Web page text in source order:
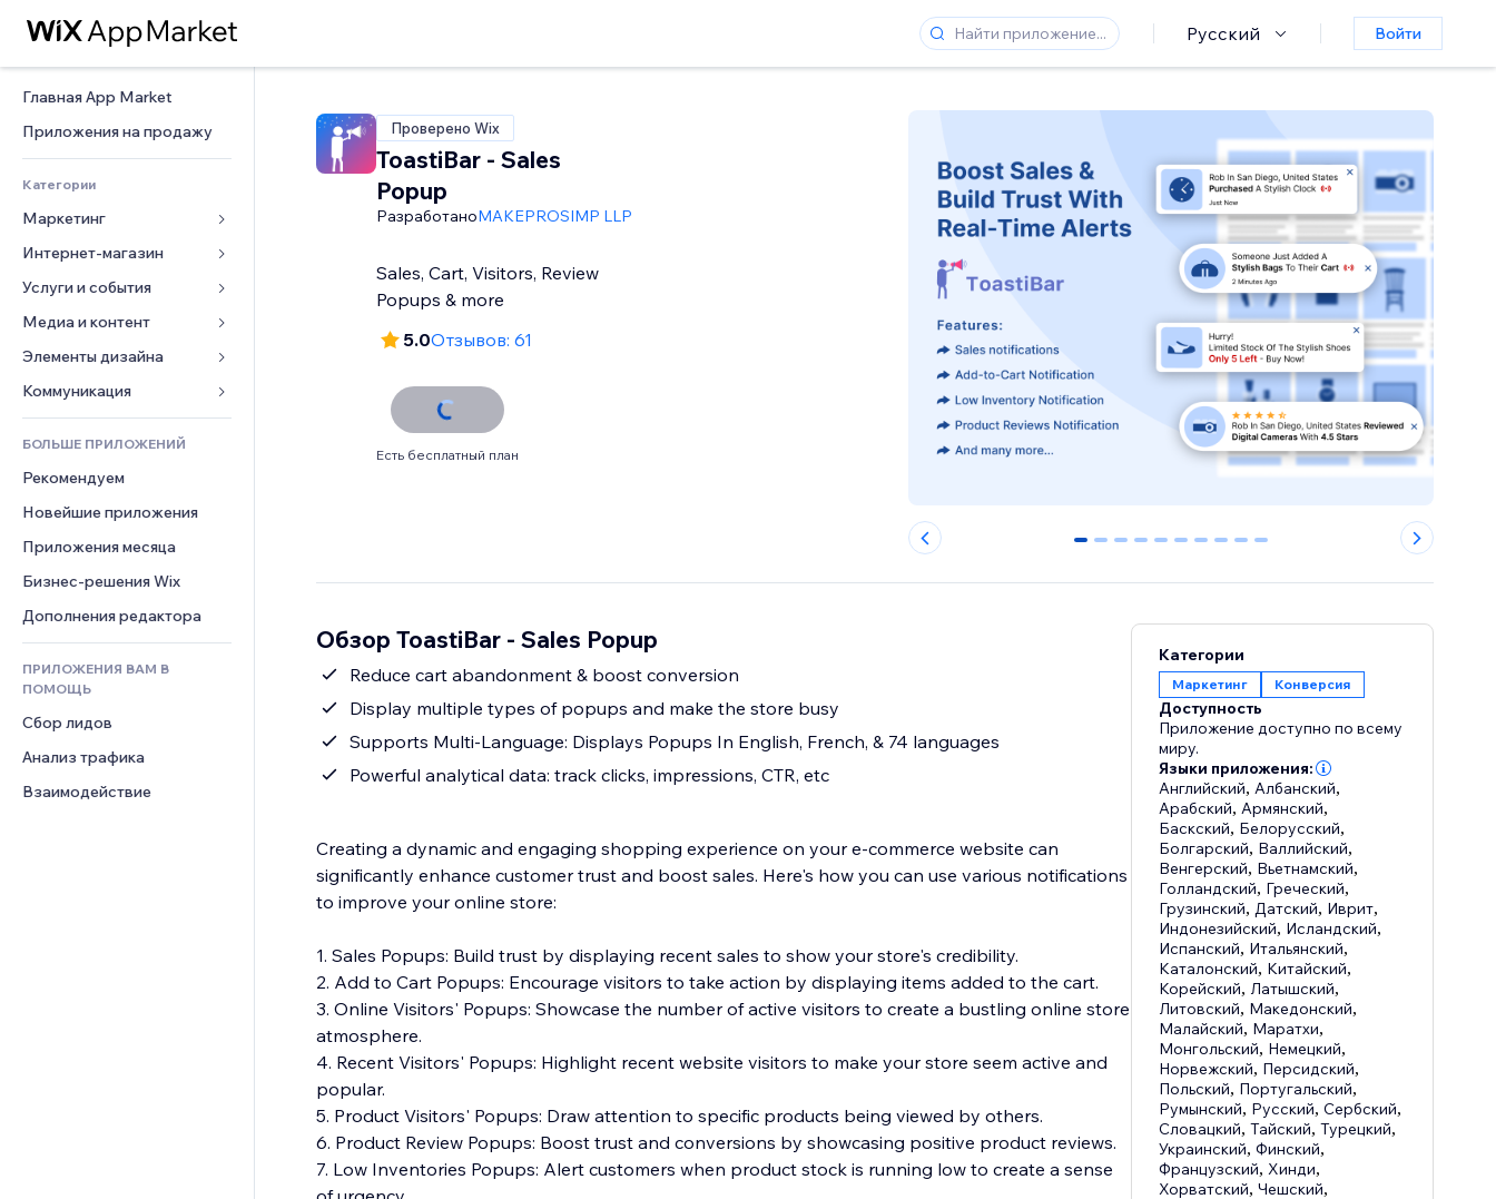
Русский Войти
Главная App Market
Приложения на продажу
Категории
Маркетинг
Реклама
Моб. версия
Веб-аналитика
Списки сайтов
Эл. почта
Интернет-магазин
Приложения для магазинов
Доставка
Кнопки продаж
Бухгалтерский учет
Купоны и лояльность
Складские услуги
Еда и напитки
Услуги и события
Отели
События
Рестораны
Недвижимость
Онлайн-запись
Медиа и контент
Галерея
Музыка
Подкасты
Фотография
Видео
PDF
Обмен файлами
Новости
Элементы дизайна
Карты и навигация
Конфиденциальность и
безопасность
Часы
Баннеры и значки
Калькуляторы
Погода
Графики и таблицы
Формы
Опросы
Чат
Комментарии
Телефон
Сообщество
Отзывы и комментарии
Управление отношениями с
клиентом (CRM)
БОЛЬШЕ ПРИЛОЖЕНИЙ
Рекомендуем
Новейшие приложения
Приложения месяца
Бизнес-решения Wix
Дополнения редактора
ПРИЛОЖЕНИЯ ВАМ В
ПОМОЩЬ
Сбор лидов
Анализ трафика
Взаимодействие
Проверено Wix
ToastiBar - Sales
Popup
РазработаноMAKEPROSIMP LLP
Sales, Cart, Visitors, Review
Popups & more
5.0Отзывов: 61
Есть бесплатный план
0 1 2 3 4 5 6 7 8 9
Обзор ToastiBar - Sales Popup
Reduce cart abandonment & boost conversion
Display multiple types of popups and make the store busy
Supports Multi-Language: Displays Popups In English, French, & 74 languages
Powerful analytical data: track clicks, impressions, CTR, etc
Creating a dynamic and engaging shopping experience on your e-commerce website can
significantly enhance customer trust and boost sales. Here's how you can use various notifications
to improve your online store:
1. Sales Popups: Build trust by displaying recent sales to show your store's credibility.
2. Add to Cart Popups: Encourage visitors to take action by displaying items added to the cart.
3. Online Visitors' Popups: Showcase the number of active visitors to create a bustling online store
atmosphere.
4. Recent Visitors' Popups: Highlight recent website visitors to make your store seem active and
popular.
5. Product Visitors' Popups: Draw attention to specific products being viewed by others.
6. Product Review Popups: Boost trust and conversions by showcasing positive product reviews.
7. Low Inventories Popups: Alert customers when product stock is running low to create a sense
Категории
Маркетинг Конверсия
Доступность
Приложение доступно по всему
миру.
Языки приложения:
Английский, Албанский,
Арабский, Армянский,
Баскский, Белорусский,
Болгарский, Валлийский,
Венгерский, Вьетнамский,
Голландский, Греческий,
Грузинский, Датский, Иврит,
Индонезийский, Исландский,
Испанский, Итальянский,
Каталонский, Китайский,
Корейский, Латышский,
Литовский, Македонский,
Малайский, Маратхи,
Монгольский, Немецкий,
Норвежский, Персидский,
Польский, Португальский,
Румынский, Русский,Сербский,
Словацкий,Тайский,Турецкий,
Украинский,Финский,
Французский, Хинди,
Хорватский,Чешский,